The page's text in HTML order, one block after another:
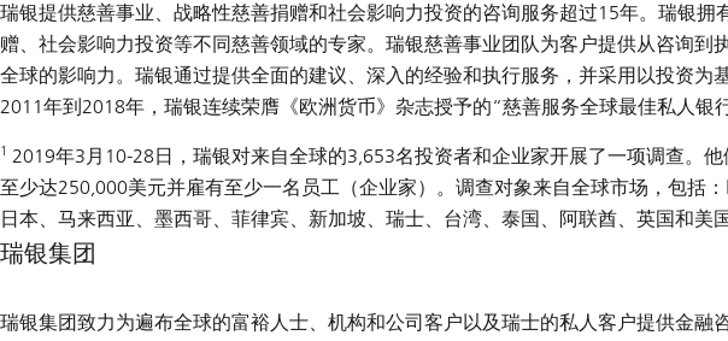
瑞银提供慈善事业、战略性慈善捐赠和社会影响力投资的咨询服务超过15年。瑞银
赠、社会影响力投资等不同慈善领域的专家。瑞银慈善事业团队为客户提供从咨询到
全球的影响力。瑞银通过提供全面的建议、深入的经验和执行服务，并采用以投资
2011年到2018年，瑞银连续荣膺《欧洲货币》杂志授予的“慈善服务全球最佳私人银行
1 2019年3月10-28日，瑞银对来自全球的3,653名投资者和企业家开展了一项调查。
至少达250,000美元并雇有至少一名员工（企业家）。调查对象来自全球市场，包括
日本、马来西亚、墨西哥、菲律宾、新加坡、瑞士、台湾、泰国、阿联酋、英国和美国
瑞银集团
瑞银集团致力为遍布全球的富裕人士、机构和公司客户以及瑞士的私人客户提供金